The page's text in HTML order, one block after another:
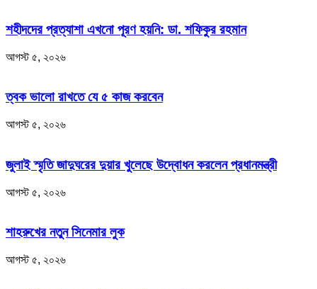
শহীদদের প্রত্যাশা এখনো পূরণ হয়নি: ডা. শফিকুর রহমান
আগস্ট ৫, ২০২৬
ত্বক ভালো রাখতে যে ৫ কাজ করবেন
আগস্ট ৫, ২০২৬
জুলাই স্মৃতি জাদুঘরের দুয়ার খুলেছে উদ্বোধন করলেন প্রধানমন্ত্রী
আগস্ট ৫, ২০২৬
শাহরুখের নতুন সিনেমার লুক
আগস্ট ৫, ২০২৬